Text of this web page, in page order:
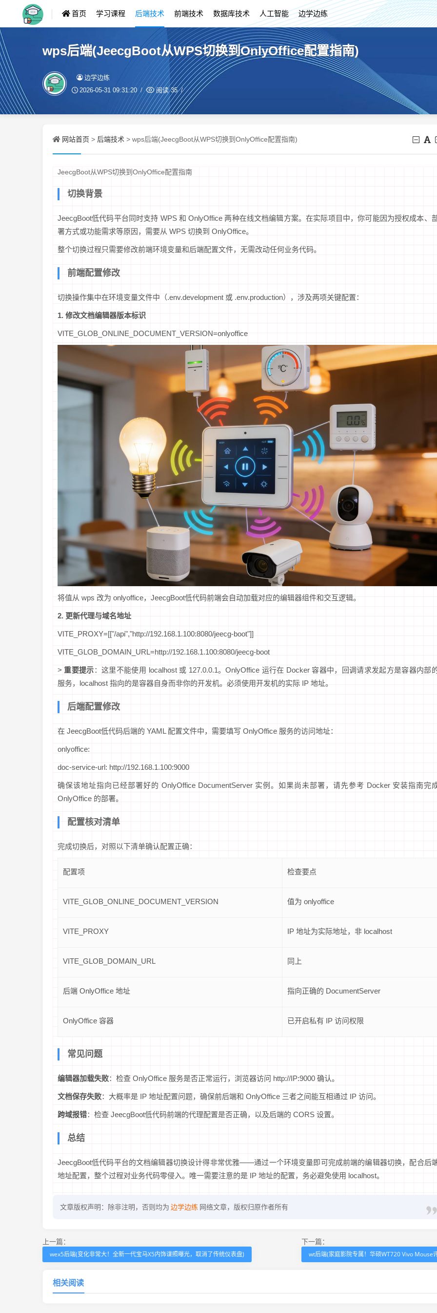
首页 学习课程 后端技术 前端技术 数据库技术 人工智能 边学边练
wps后端(JeecgBoot从WPS切换到OnlyOffice配置指南)
边学边练
2026-05-31 09:31:20 阅读35
网站首页 > 后端技术 > wps后端(JeecgBoot从WPS切换到OnlyOffice配置指南)
JeecgBoot从WPS切换到OnlyOffice配置指南
切换背景
JeecgBoot低代码平台同时支持 WPS 和 OnlyOffice 两种在线文档编辑方案。在实际项目中，你可能因为授权成本、
署方式或功能需求等原因，需要从 WPS 切换到 OnlyOffice。
整个切换过程只需要修改前端环境变量和后端配置文件，无需改动任何业务代码。
前端配置修改
切换操作集中在环境变量文件中（.env.development 或 .env.production），涉及两项关键配置：
1. 修改文档编辑器版本标识
VITE_GLOB_ONLINE_DOCUMENT_VERSION=onlyoffice
将值从 wps 改为 onlyoffice，JeecgBoot低代码前端会自动加载对应的编辑器组件和交互逻辑。
2. 更新代理与域名地址
VITE_PROXY=[["/api","http://192.168.1.100:8080/jeecg-boot"]]
VITE_GLOB_DOMAIN_URL=http://192.168.1.100:8080/jeecg-boot
> 重要提示：这里不能使用 localhost 或 127.0.0.1。OnlyOffice 运行在 Docker 容器中，回调请求发起方是容器内部
服务，localhost 指向的是容器自身而非你的开发机。必须使用开发机的实际 IP 地址。
后端配置修改
在 JeecgBoot低代码后端的 YAML 配置文件中，需要填写 OnlyOffice 服务的访问地址：
onlyoffice:
doc-service-url: http://192.168.1.100:9000
确保该地址指向已经部署好的 OnlyOffice DocumentServer 实例。如果尚未部署，请先参考 Docker 安装指南完
OnlyOffice 的部署。
配置核对清单
完成切换后，对照以下清单确认配置正确：
配置项 检查要点
VITE_GLOB_ONLINE_DOCUMENT_VERSION 值为 onlyoffice
VITE_PROXY IP 地址为实际地址，非 localhost
VITE_GLOB_DOMAIN_URL 同上
后端 OnlyOffice 地址 指向正确的 DocumentServer
OnlyOffice 容器 已开启私有 IP 访问权限
常见问题
编辑器加载失败：检查 OnlyOffice 服务是否正常运行，浏览器访问 http://IP:9000 确认。
文档保存失败：大概率是 IP 地址配置问题，确保前后端和 OnlyOffice 三者之间能互相通过 IP 访问。
跨域报错：检查 JeecgBoot低代码前端的代理配置是否正确，以及后端的 CORS 设置。
总结
JeecgBoot低代码平台的文档编辑器切换设计得非常优雅——通过一个环境变量即可完成前端的编辑器切换，配合后
地址配置，整个过程对业务代码零侵入。唯一需要注意的是 IP 地址的配置，务必避免使用 localhost。
文章版权声明：除非注明，否则均为 边学边练 网络文章，版权归原作者所有
上一篇：
wex5后端(变化非常大！全新一代宝马X5内饰谍照曝光，取消了传统仪表盘)
下一篇：
wt后端(家庭影院专属！华硕WT720 Vivo Mouse
相关阅读